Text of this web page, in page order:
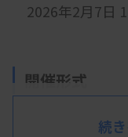
2026年2月7日
開催形式
続